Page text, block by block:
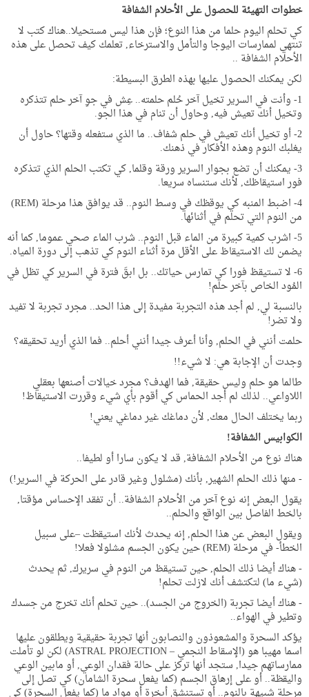
خطوات التهيئة للحصول على الأحلام الشفافة
كي تحلم اليوم حلما من هذا النوع؛ فإن هذا ليس مستحيلا..هناك كتب لا
تنتهي لممارسات اليوجا والتأمل والاسترخاء, تعلمك كيف تحصل على هذه
الأحلام الشفافة ..
لكن يمكنك الحصول عليها بهذه الطرق البسيطة:
1- وأنت في السرير تخيل آخر حُلم حلمته.. عِش في جوِ آخر حلم تتذكره
وتخيل أنك تعيش فيه, وحاول أن تنام في هذا الجو.
2- أو تخيل أنك تعيش في حلم شفاف.. ما الذي ستفعله وقتها؟ حاول أن
يغلبك النوم وهذه الأفكار في ذهنك.
3- يمكنك أن تضع بجوار السرير ورقة وقلما, كي تكتب الحلم الذي تتذكره
فور استيقاظك, لأنك ستنساه سريعا.
4- اضبط المنبه كي يوقظك في وسط النوم.. قد يوافق هذا مرحلة (REM)
من النوم التي تحلم في أثنائها.
5- اشرب كمية كبيرة من الماء قبل النوم.. شرب الماء صحي عموما, كما أنه
يضمن لك الاستيقاظ على الأقل مرة أثناء النوم كي تذهب إلى دورة المياه.
6- لا تستيقظ فورا كي تمارس حياتك.. بل ابقَ فترة في السرير كي تظل في
المُود الخاص بآخر حلم!
بالنسبة لي, لم أجد هذه التجربة مفيدة إلى هذا الحد.. مجرد تجربة لا تفيد
ولا تضر!
حلمت أنني في الحلم, وأنا أعرف جيدا أنني أحلم.. فما الذي أريد تحقيقه؟
وجدت أن الإجابة هي: لا شيء!!
طالما هو حلم وليس حقيقة, فما الهدف؟ مجرد خيالات أصنعها بعقلي
اللاواعي.. لذلك لم أجد الحماس كي أقوم بأي شيء وقررت الاستيقاظ!
ربما يختلف الحال معك, لأن دماغك غير دماغي يعني!
الكوابيس الشفافة!
هناك نوع من الأحلام الشفافة, قد لا يكون سارا أو لطيفا..
- منها ذلك الحلم الشهير, بأنك (مشلول وغير قادر على الحركة في السرير!)
يقول البعض إنه نوع آخر من الأحلام الشفافة.. أن تفقد الإحساس مؤقتا,
بالخط الفاصل بين الواقع والحلم..
ويقول البعض عن هذا الحلم, إنه يحدث لأنك استيقظت –على سبيل
الخطأ- في مرحلة (REM) حين يكون الجسم مشلولا فعلا!
- هناك أيضا ذلك الحلم, حين تستيقظ من النوم في سريرك, ثم يحدث
(شيء ما) لتكتشف أنك لازلت تحلم!
- هناك أيضا تجربة (الخروج من الجسد).. حين تحلم أنك تخرج من جسدك
وتطير في الهواء..
يؤكد السحرة والمشعوذون والنصابون أنها تجربة حقيقية ويطلقون عليها
اسما مهيبا هو (الإسقاط النجمي – ASTRAL PROJECTION) لكن لو تأملت
ممارساتهم جيدا, ستجد أنها تركز على حالة فقدان الوعي, أو مابين الوعي
واليقظة.. أو على إرهاق الجسم (كما يفعل سحرة الشامان) كي تصل إلى
مرحلة شبيهة بالنوم.. أو تستنشق أبخرة أو مواد ما (كما يفعل السحرة) كي